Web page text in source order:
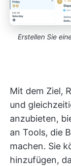
Erstellen Sie
Mit dem Ziel,
und
anzubieten,
an Tools, die
machen. Sie
hinzufügen,